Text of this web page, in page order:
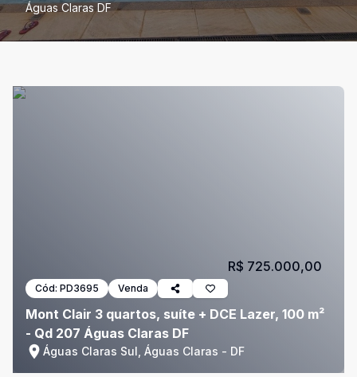
Águas Claras DF
Cód: PD3695 Venda
Mont Clair 3 quartos, suíte + DCE Lazer, 100 m²
- Qd 207 Águas Claras DF
Águas Claras Sul, Águas Claras - DF
R$ 725.000,00